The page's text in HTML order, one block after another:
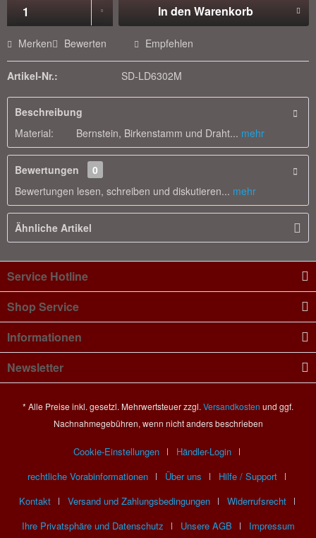
In den Warenkorb
Merken Bewerten Empfehlen
Artikel-Nr.: SD-LD6302M
Beschreibung
Material: Bernstein, Birkenstamm und Draht... mehr
Bewertungen
0
Bewertungen lesen, schreiben und diskutieren... mehr
Ähnliche Artikel
Service Hotline
Shop Service
Informationen
Newsletter
* Alle Preise inkl. gesetzl. Mehrwertsteuer zzgl. Versandkosten und ggf.
Nachnahmegebühren, wenn nicht anders beschrieben
Cookie-Einstellungen
Händler-Login
rechtliche Vorabinformationen
Über uns
Hilfe / Support
Kontakt
Versand und Zahlungsbedingungen
Widerrufsrecht
Ihre Privatsphäre und Datenschutz
Unsere AGB Impressum